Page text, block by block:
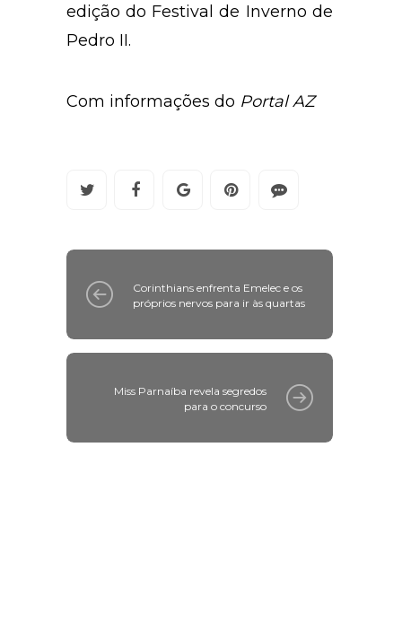
edição do Festival de Inverno de
Pedro II.
Com informações do Portal AZ
Corinthians enfrenta Emelec e os
próprios nervos para ir às quartas
Miss Parnaíba revela segredos
para o concurso